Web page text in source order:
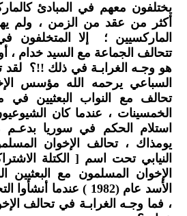
يختلفون معهم في المبادئ
أكثر من عقد من الزمن ، ولم
الماركسيين ؛
إلا المتخلفون
تتحالف الجماعة مع السيد خدام ،
هو وجـه الغرابـة في ذلك !!؟
لقد
السباعي يرحمه الله مؤسس
تحالف مع النواب البعثيين
الخمسينات ، عندما كان
استلام الحكم في سوريا بدعـم
يومذاك ، تحالف الإخوان
النيابي تحت اسم [ الكتلة
الإخوان المسلمون مع
الأسد عام (1982 )
، فما وجـه الغرابـة في تحالف